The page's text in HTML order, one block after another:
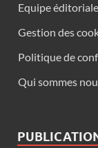
Equipe éditoriale
Gestion des
Politique de
Qui sommes